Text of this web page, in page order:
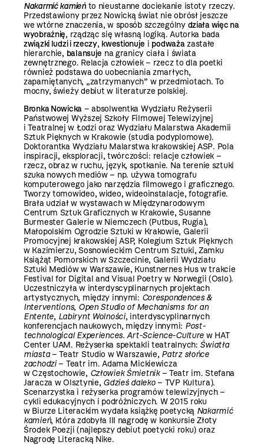
Nakarmić kamieńto nieustanne dociekanie istoty rzeczy.
Przedstawiony przez Nowicką świat nie obrósł jeszcze
we wtórne znaczenia, w sposób szczególny działa więc na
wyobraźnię, rządząc się własną logiką. Autorka bada
związki ludzi i rzeczy, kwestionuje i podważazastałe
hierarchie, balansuje na granicy ciała i świata
zewnętrznego. Relacja człowiek – rzecz to dla poetki
również podstawa do uobecniania zmarłych,
zapamiętanych, „zatrzymanych” w przedmiotach. To
mocny, świeży debiut w literaturze polskiej.
Bronka Nowicka – absolwentka Wydziału Reżyserii
Państwowej Wyższej Szkoły Filmowej Telewizyjnej
i Teatralnej w Łodzi oraz Wydziału Malarstwa Akademii
Sztuk Pięknych w Krakowie (studia podyplomowe).
Doktorantka Wydziału Malarstwa krakowskiej ASP. Pola
inspiracji, eksploracji, twórczości: relacje człowiek –
rzecz, obraz w ruchu, język, spotkanie. Na terenie sztuki
szuka nowych mediów – np. używa tomografu
komputerowego jako narzędzia filmowego i graficznego.
Tworzy tomowideo, wideo, wideoinstalacje, fotografie.
Brała udział w wystawach w Międzynarodowym
Centrum Sztuk Graficznych w Krakowie, Susanne
Burmester Galerie w Niemczech (Putbus, Rugia),
Małopolskim Ogrodzie Sztuki w Krakowie, Galerii
Promocyjnej krakowskiej ASP, Kolegium Sztuk Pięknych
w Kazimierzu, Sosnowieckim Centrum Sztuki, Zamku
Książąt Pomorskich w Szczecinie, Galerii Wydziału
Sztuki Mediów w Warszawie, Kunstnernes Hus w trakcie
Festival for Digital and Visual Poetry w Norwegii (Oslo).
Uczestniczyła w interdyscyplinarnych projektach
artystycznych, między innymi: Corespondences &
Interventions, Open Studio of Mechanisms for an
Entente, Labirynt Wolności, interdyscyplinarnych
konferencjach naukowych, między innymi: Post-
technological Experiences. Art-Science-Culture w HAT
Center UAM. Reżyserka spektakli teatralnych: Światła
miasta– Teatr Studio w Warszawie, Patrz słońce
zachodzi– Teatr im. Adama Mickiewicza
w Częstochowie, Człowiek Śmietnik– Teatr im. Stefana
Jaracza w Olsztynie, Gdzieś daleko– TVP Kultura).
Scenarzystka i reżyserka programów telewizyjnych –
cykli edukacyjnych i podróżniczych. W 2015 roku
w Biurze Literackim wydała książkę poetycką Nakarmić
kamień, która zdobyła III nagrodę w konkursie Złoty
Środek Poezji (najlepszy debiut poetycki roku) oraz
Nagrodę Literacką Nike.